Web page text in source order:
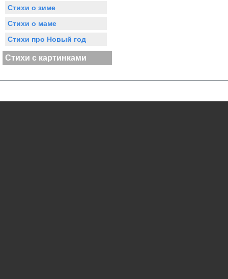
Стихи о зиме
Стихи о маме
Стихи про Новый год
Стихи с картинками